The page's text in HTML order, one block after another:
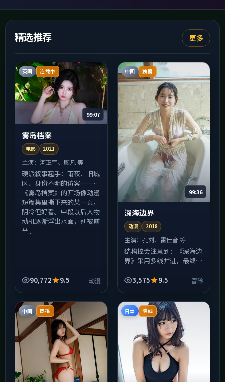
精选推荐 更多
英国 连载中
99:07
雾岛档案
电影 2021
主演：河正宇、廖凡 等
硬派叙事起手：雨夜、旧城
区、身份不明的访客——
《雾岛档案》的开场像动漫
短篇集里撕下来的某一页，
阴冷但好看。中段以后人物
动机逐渐浮出水面，别被前
半...
90,772 9.5 动漫
中国 独播
99:36
深海边界
动漫 2018
主演：孔刘、雷佳音 等
结构控会注意到：《深海边
界》采用多线并进，最终在
索牵引观众，隐性线索则藏
与...
3,575 9.5 冒险
中国 热播 日本 院线